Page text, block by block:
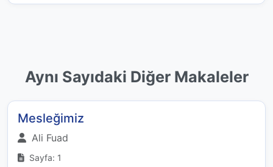
Aynı Sayıdaki Diğer Makaleler
Mesleğimiz
Ali Fuad
Sayfa: 1